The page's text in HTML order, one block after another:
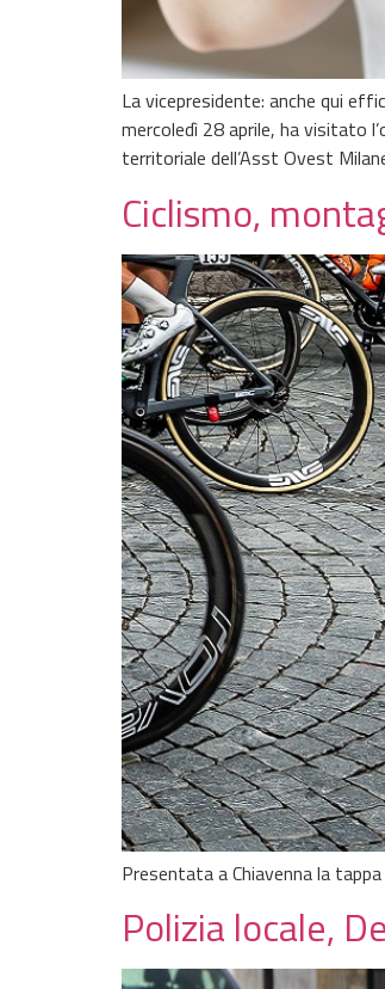
La vicepresidente: anche qui
mercoledì 28 aprile, ha visitato
territoriale dell’Asst Ovest
Ciclismo,
Presentata a Chiavenna la
Polizia locale,